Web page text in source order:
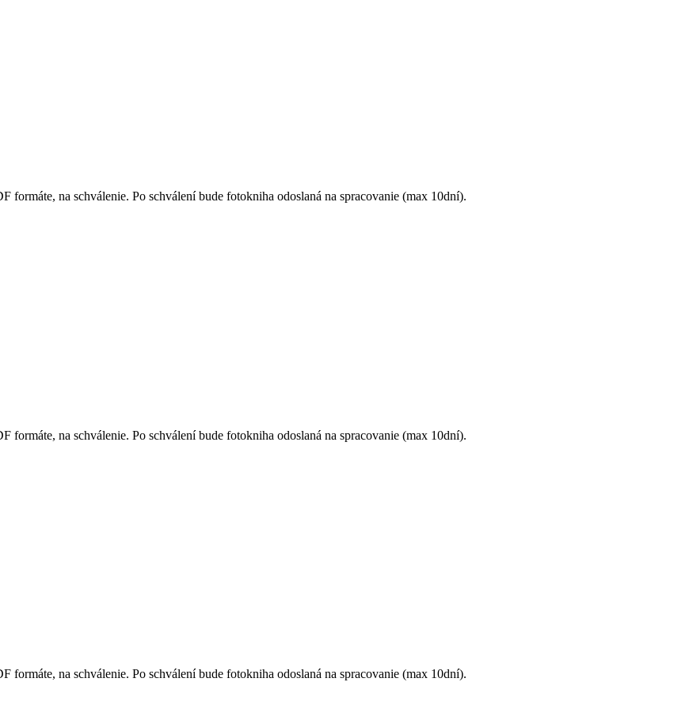
na schválenie. Po schválení bude fotokniha odoslaná na spracovanie (max 10dní).
na schválenie. Po schválení bude fotokniha odoslaná na spracovanie (max 10dní).
na schválenie. Po schválení bude fotokniha odoslaná na spracovanie (max 10dní).